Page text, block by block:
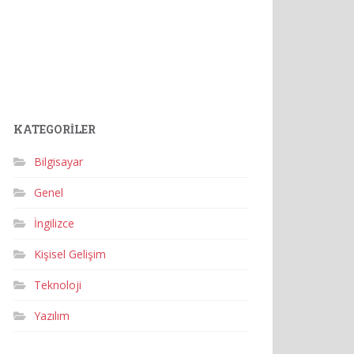
KATEGORILER
Bilgisayar
Genel
İngilizce
Kişisel Gelişim
Teknoloji
Yazılım